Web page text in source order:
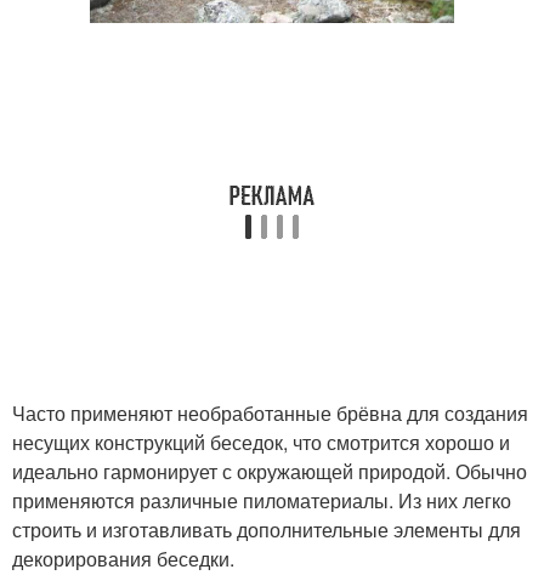
Часто применяют необработанные брёвна для создания
несущих конструкций беседок, что смотрится хорошо и
идеально гармонирует с окружающей природой. Обычно
применяются различные пиломатериалы. Из них легко
строить и изготавливать дополнительные элементы для
декорирования беседки.